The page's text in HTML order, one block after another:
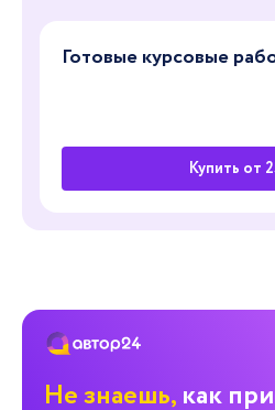
Готовые курсовые
Купить от
Не знаешь, как